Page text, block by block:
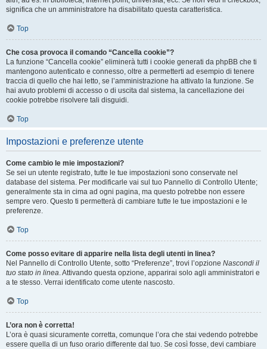
significa che un amministratore ha disabilitato questa caratteristica.
Top
Che cosa provoca il comando “Cancella cookie”?
La funzione “Cancella cookie” eliminerà tutti i cookie generati da phpBB che ti
mantengono autenticato e connesso, oltre a permetterti ad esempio di tenere
traccia di quello che hai letto, se l’amministrazione ha attivato la funzione. Se
hai avuto problemi di accesso o di uscita dal sistema, la cancellazione dei
cookie potrebbe risolvere tali disguidi.
Top
Impostazioni e preferenze utente
Come cambio le mie impostazioni?
Se sei un utente registrato, tutte le tue impostazioni sono conservate nel
database del sistema. Per modificarle vai sul tuo Pannello di Controllo Utente;
generalmente sta in cima ad ogni pagina, ma questo potrebbe non essere
sempre vero. Questo ti permetterà di cambiare tutte le tue impostazioni e le
preferenze.
Top
Come posso evitare di apparire nella lista degli utenti in linea?
Nel Pannello di Controllo Utente, sotto “Preferenze”, trovi l’opzione Nascondi il
tuo stato in linea. Attivando questa opzione, apparirai solo agli amministratori e
a te stesso. Verrai identificato come utente nascosto.
Top
L’ora non è corretta!
L’ora è quasi sicuramente corretta, comunque l’ora che stai vedendo potrebbe
essere quella di un fuso orario differente dal tuo. Se così fosse, devi cambiare